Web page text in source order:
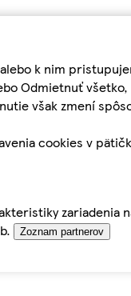
k nim
Odmietnuť
však zmení
cookies v
Zoznam partnerov